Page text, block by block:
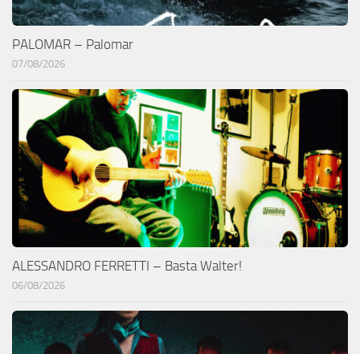
PALOMAR – Palomar
07/08/2026
ALESSANDRO FERRETTI – Basta Walter!
06/08/2026